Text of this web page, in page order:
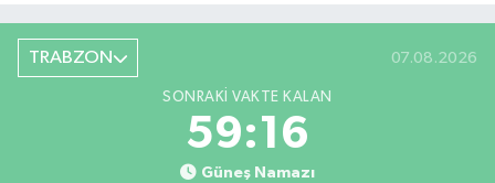
TRABZON 07.08.2026
SONRAKI VAKTE KALAN
59:14
Güneş Namazı